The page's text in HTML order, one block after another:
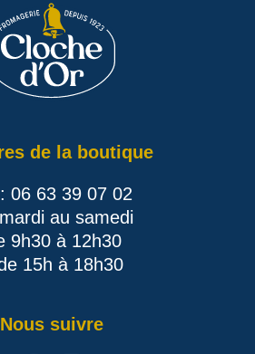
de la boutique
06 63 39 07 02
au samedi
9h30 à 12h30
15h à 18h30
Nous suivre